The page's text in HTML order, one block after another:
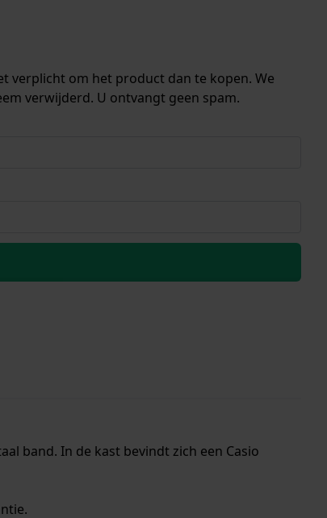
verplicht om het product dan te kopen. We
verwijderd. U ontvangt geen spam.
band. In de kast bevindt zich een Casio